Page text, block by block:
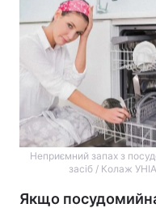
Неприємний запах з
засіб / Колаж
Якщо